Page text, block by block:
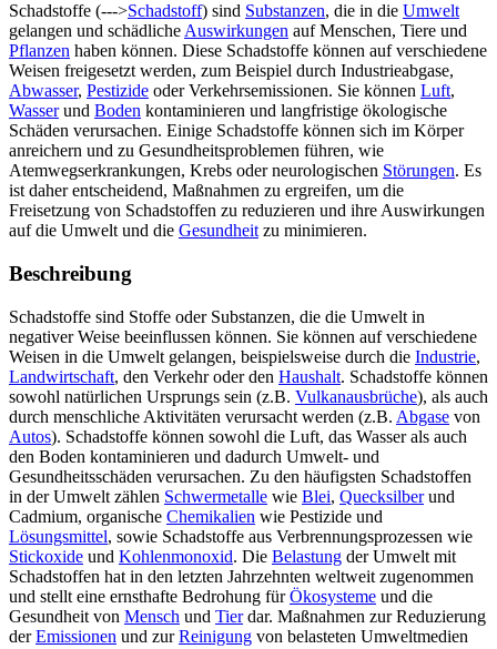
Schadstoffe (--->Schadstoff) sind Substanzen, die in die Umwelt
gelangen und schädliche Auswirkungen auf Menschen, Tiere und
Pflanzen haben können. Diese Schadstoffe können auf verschiedene
Weisen freigesetzt werden, zum Beispiel durch Industrieabgase,
Abwasser, Pestizide oder Verkehrsemissionen. Sie können Luft,
Wasserund Boden kontaminieren und langfristige ökologische
Schäden verursachen. Einige Schadstoffe können sich im Körper
anreichern und zu Gesundheitsproblemen führen, wie
Atemwegserkrankungen, Krebs oder neurologischen Störungen. Es
ist daher entscheidend, Maßnahmen zu ergreifen, um die
Freisetzung von Schadstoffen zu reduzieren und ihre Auswirkungen
auf die Umwelt und die Gesundheit zu minimieren.
Beschreibung
Schadstoffe sind Stoffe oder Substanzen, die die Umwelt in
negativer Weise beeinflussen können. Sie können auf verschiedene
Weisen in die Umwelt gelangen, beispielsweise durch die Industrie,
Landwirtschaft, den Verkehr oder den Haushalt. Schadstoffe können
sowohl natürlichen Ursprungs sein (z.B. Vulkanausbrüche), als auch
durch menschliche Aktivitäten verursacht werden (z.B. Abgase von
Autos). Schadstoffe können sowohl die Luft, das Wasser als auch
den Boden kontaminieren und dadurch Umwelt- und
Gesundheitsschäden verursachen. Zu den häufigsten Schadstoffen
in der Umwelt zählen Schwermetalle wie Blei, Quecksilberund
Cadmium, organische Chemikalien wie Pestizide und
Lösungsmittel, sowie Schadstoffe aus Verbrennungsprozessen wie
Stickoxide und Kohlenmonoxid. Die Belastung der Umwelt mit
Schadstoffen hat in den letzten Jahrzehnten weltweit zugenommen
und stellt eine ernsthafte Bedrohung fürÖkosysteme und die
Gesundheit von Mensch und Tierdar. Maßnahmen zur Reduzierung
derEmissionen und zurReinigung von belasteten Umweltmedien